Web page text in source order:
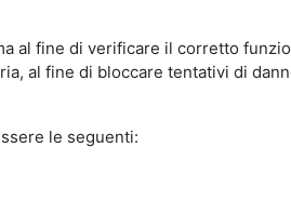
al fine di verificare il corretto
al fine di bloccare tentativi di
le seguenti: